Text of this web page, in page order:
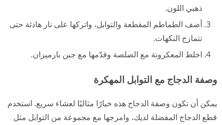
ذهبي اللون.
أضف الطماطم المقطعة والتوابل، واتركها على نار هادئة حتى
تتمازج النكهات.
اخلط المعكرونة مع الصلصة وقدّمها مع جبن بارميزان.
وصفة الدجاج مع التوابل المهكرة
يمكن أن تكون وصفة الدجاج هذه خيارًا مثاليًا لعشاء سريع. استخدم
قطع الدجاج المفضلة لديك، وامزجها مع مجموعة من التوابل مثل